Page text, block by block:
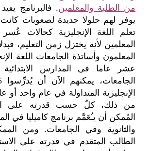
من الطلبة والمعلمين. فالبرنامج
يوفر لهم حلولا جديدة لصعوبات
تعلم اللغة الإنجليزية كحالات عُسر
المعلمين لأنه يختزل زمن التعليم،
المعلمون وأساتذة الجامعات اللغة
عشر عاما في المدارس الابتدائية
الإنجليزية المتداولة في عام واحد أو
من ذلك، كلٌ حسب قدرته على
المُمكن أن يـُعَمَّم برنامج كاميليا في
والثانوية وفي الجامعات. ومن
الطالب المتقدم في قدرته على